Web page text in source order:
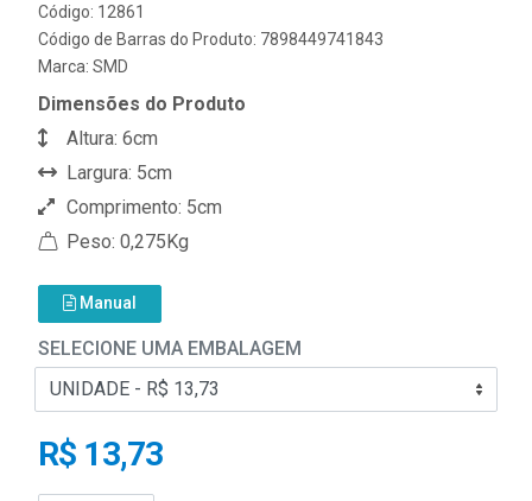
Código: 12861
Código de Barras do Produto: 7898449741843
Marca: SMD
Dimensões do Produto
Altura: 6cm
Largura: 5cm
Comprimento: 5cm
Peso: 0,275Kg
Manual
SELECIONE UMA EMBALAGEM
R$ 13,73